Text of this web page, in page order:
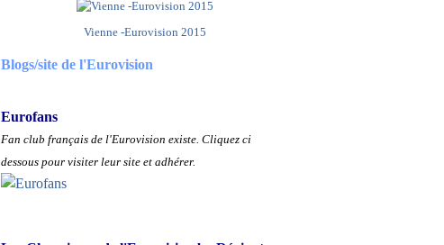
Vienne -Eurovision 2015
Blogs/site de l'Eurovision
Eurofans
Fan club français de l'Eurovision existe. Cliquez ci
dessous pour visiter leur site et adhérer.